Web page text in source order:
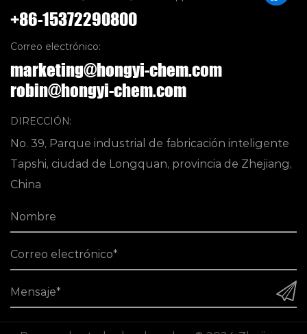
+86-15372290800
Correo electrónico:
marketing@hongyi-chem.com
robin@hongyi-chem.com
DIRECCIÓN:
No. 39, Parque industrial de fabricación inteligente
Tapshi, ciudad de Longquan, provincia de Zhejiang,
China